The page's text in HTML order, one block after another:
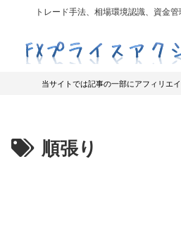
トレード手法、相場環境認識、資金
当サイトでは記事の一部にアフィリエ
順張り